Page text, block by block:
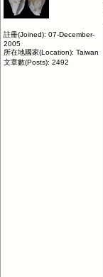
註冊(Joined): 07-December-
2005
所在地國家(Location): Taiwan
文章數(Posts): 2492